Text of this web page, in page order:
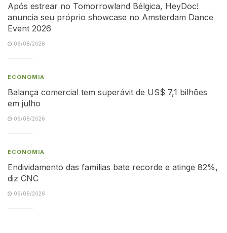
Após estrear no Tomorrowland Bélgica, HeyDoc!
anuncia seu próprio showcase no Amsterdam Dance
Event 2026
06/08/2026
ECONOMIA
Balança comercial tem superávit de US$ 7,1 bilhões
em julho
06/08/2026
ECONOMIA
Endividamento das famílias bate recorde e atinge 82%,
diz CNC
06/08/2026